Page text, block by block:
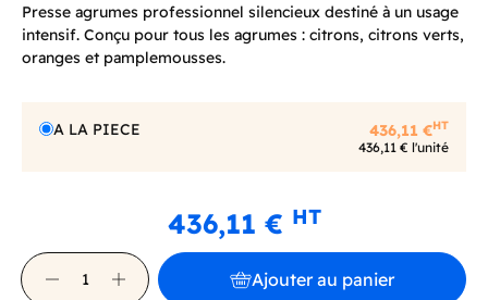
Presse agrumes professionnel silencieux destiné à un usage
intensif. Conçu pour tous les agrumes : citrons, citrons verts,
oranges et pamplemousses.
A LA PIECE 436,11 €HT
436,11 € l'unité
436,11 € HT
Ajouter au panier